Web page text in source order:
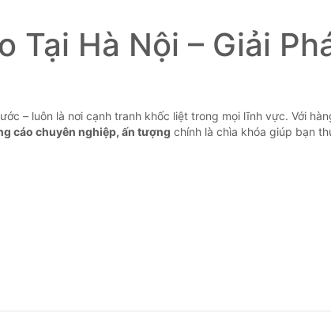
Tại Hà Nội – Giải
– luôn là nơi cạnh tranh khốc liệt trong mọi lĩnh vực. Với
cáo chuyên nghiệp, ấn tượng chính là chìa khóa giúp bạn